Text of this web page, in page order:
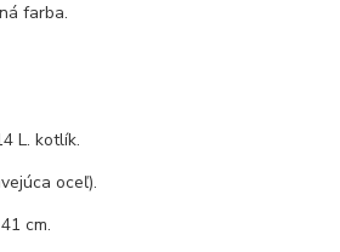
farba.
L. kotlík.
oceľ).
cm.